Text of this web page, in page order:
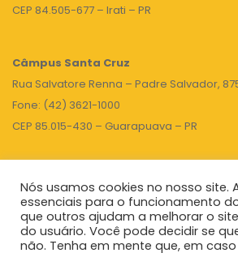
CEP 84.505-677 – Irati – PR
Câmpus Santa Cruz
Rua Salvatore Renna – Padre Salvador,
Fone: (42) 3621-1000
CEP 85.015-430 – Guarapuava – PR
TOPO
Unicentro |Governo do Paraná|Seti|
Nós usamos cookies no nosso site.
essenciais para o funcionamento
que outros ajudam a melhorar o
do usuário. Você pode decidir se
não. Tenha em mente que, em